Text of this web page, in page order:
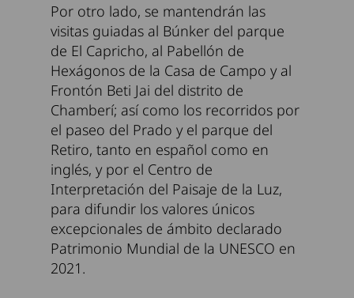
Por otro lado, se mantendrán las
visitas guiadas al Búnker del parque
de El Capricho, al Pabellón de
Hexágonos de la Casa de Campo y al
Frontón Beti Jai del distrito de
Chamberí; así como los recorridos por
el paseo del Prado y el parque del
Retiro, tanto en español como en
inglés, y por el Centro de
Interpretación del Paisaje de la Luz,
para difundir los valores únicos
excepcionales de ámbito declarado
Patrimonio Mundial de la UNESCO en
2021.